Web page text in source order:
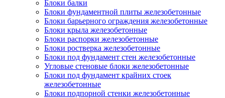
Блоки балки
Блоки фундаментной плиты железобетонные
Блоки барьерного ограждения железобетонные
Блоки крыла железобетонные
Блоки распорки железобетонные
Блоки ростверка железобетонные
Блоки под фундамент стен железобетонные
Угловые стеновые блоки железобетонные
Блоки под фундамент крайних стоек
железобетонные
Блоки подпорной стенки железобетонные